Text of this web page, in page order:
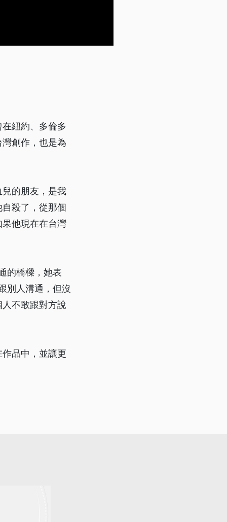
紐約、多倫多
創作，也是為
的朋友，是我
殺了，從那個
他現在在台灣
的橋樑，她表
別人溝通，但沒
不敢跟對方說
品中，並讓更